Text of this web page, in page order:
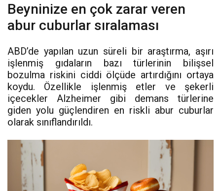
Beyninize en çok zarar veren
abur cuburlar sıralaması
ABD’de yapılan uzun süreli bir araştırma, aşırı
işlenmiş gıdaların bazı türlerinin bilişsel
bozulma riskini ciddi ölçüde artırdığını ortaya
koydu. Özellikle işlenmiş etler ve şekerli
içecekler Alzheimer gibi demans türlerine
giden yolu güçlendiren en riskli abur cuburlar
olarak sınıflandırıldı.